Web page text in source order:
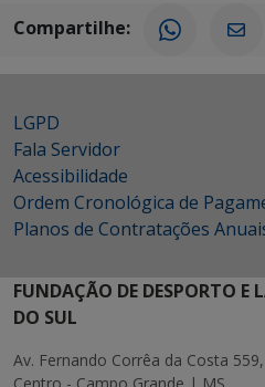
Compartilhe:
LGPD
Fala Servidor
Acessibilidade
Ordem Cronológica de
Planos de Contratações
FUNDAÇÃO DE DESPORTO E
DO SUL
Av. Fernando Corrêa da Costa
Centro - Campo Grande | MS